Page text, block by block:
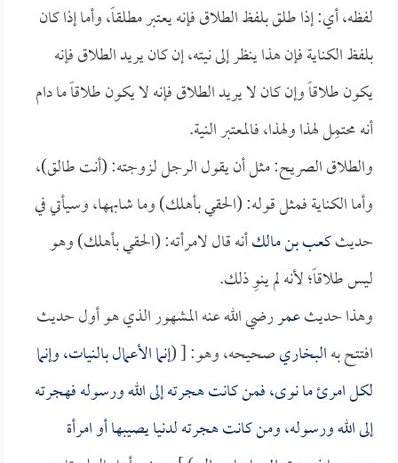
لفظه، أي: إذا طلق بلفظ الطلاق فإنه يعتبر مطلقاً، وأما إذا كان
بلفظ الكناية فإن هذا ينظر إلى نيته، إن كان يريد الطلاق فإنه
يكون طلاقاً وإن كان لا يريد الطلاق فإنه لا يكون طلاقاً ما دام
أنه محتمِل لهذا ولهذا، فالمعتبر النية.
والطلاق الصريح: مثل أن يقول الرجل لزوجته: (أنت طالق)،
وأما الكناية فمثل قوله: (الحقي بأهلك) وما شابهها، وسيأتي في
حديثكعب بن مالكأنه قال لامرأته: (الحقي بأهلك) وهو
ليس طلاقاً؛ لأنه لم ينوِ ذلك.
وهذا حديثعمررضي الله عنه المشهور الذي هو أول حديث
افتتح بهالبخاريصحيحه، وهو: [ (إنما الأعمال بالنيات، وإنما
لكل امرئ ما نوى، فمن كانت هجرته إلى الله ورسوله فهجرته
إلى الله ورسوله، ومن كانت هجرته لدنيا يصيبها أو امرأة